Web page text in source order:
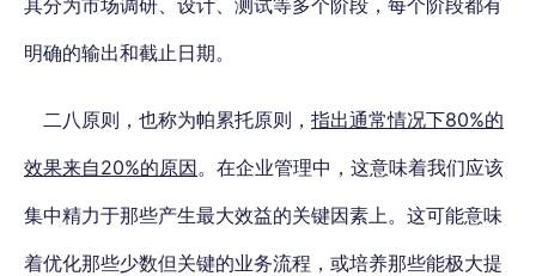
其分为市场调研、设计、测试等多个阶段，每个阶段都有
明确的输出和截止日期。
二八原则，也称为帕累托原则， 指出通常情况下80%的
效果来自20%的原因。在企业管理中，这意味着我们应该
集中精力于那些产生最大效益的关键因素上。这可能意味
着优化那些少数但关键的业务流程，或培养那些能极大提